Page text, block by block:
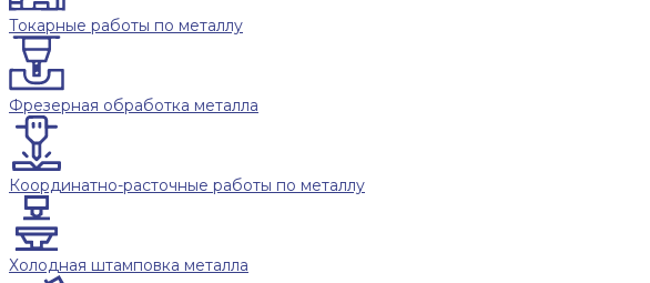
Токарные работы по металлу
Фрезерная обработка металла
Координатно-расточные работы по металлу
Холодная штамповка металла